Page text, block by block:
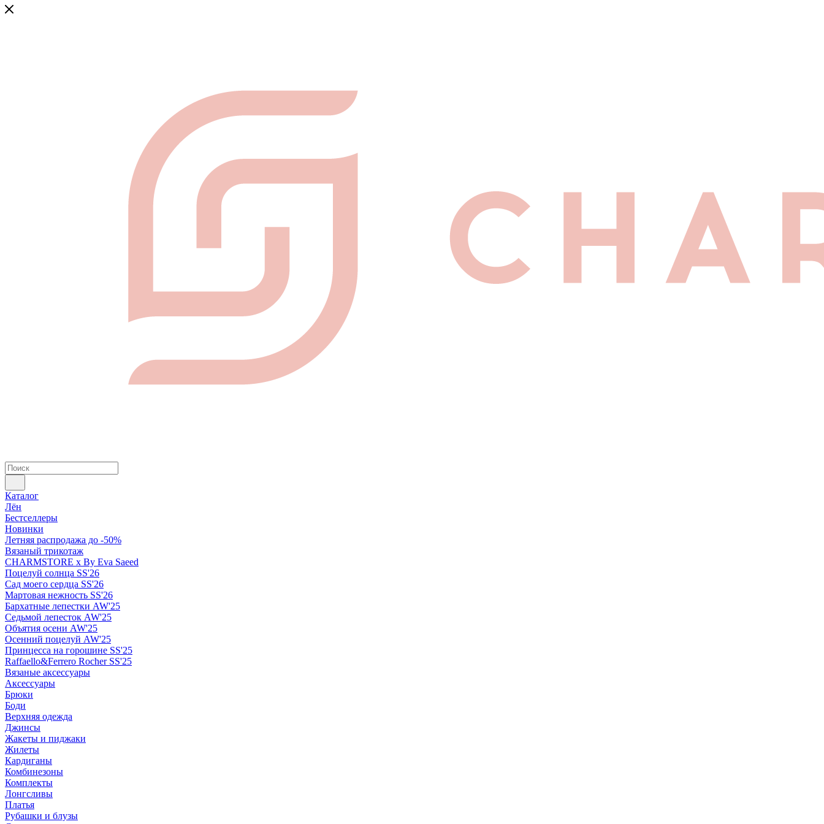
Каталог
Лён
Бестселлеры
Новинки
Летняя распродажа до -50%
Вязаный трикотаж
CHARMSTORE х By Eva Saeed
Поцелуй солнца SS'26
Сад моего сердца SS'26
Мартовая нежность SS'26
Бархатные лепестки AW'25
Седьмой лепесток AW'25
Объятия осени AW'25
Осенний поцелуй AW'25
Принцесса на горошине SS'25
Raffaello&Ferrero Rocher SS'25
Вязаные аксессуары
Аксессуары
Брюки
Боди
Верхняя одежда
Джинсы
Жакеты и пиджаки
Жилеты
Кардиганы
Комбинезоны
Комплекты
Лонгсливы
Платья
Рубашки и блузы